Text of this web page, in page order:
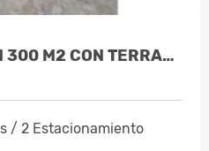
ALQUILER SEBUCAN 300 M2 CON TERRAZA Y…
/ 2 Estacionamiento